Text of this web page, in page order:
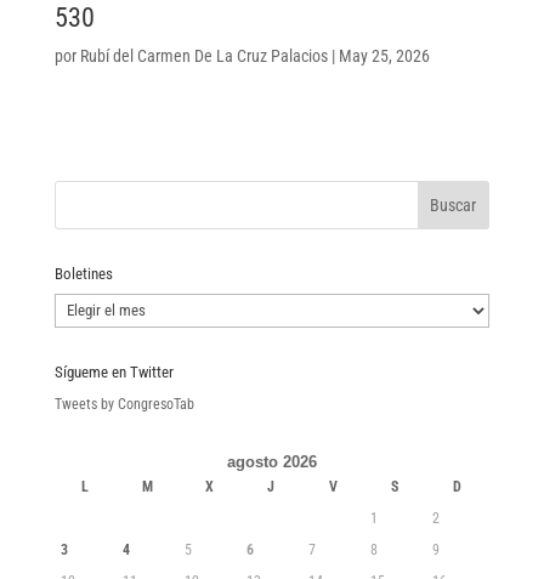
530
por Rubí del Carmen De La Cruz Palacios| May 25, 2026
Boletines
Boletines
Sígueme en Twitter
Tweets by CongresoTab
agosto 2026
L M X J V S
D
1
2
3
4 5 6 7 8
9